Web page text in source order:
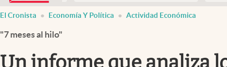
Clima
El Cronista Economía Y Política Actividad Económica
"7 meses al hilo"